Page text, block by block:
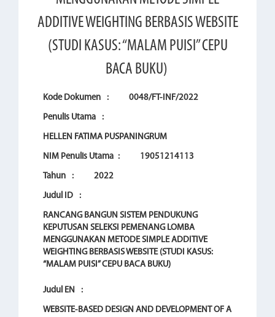
ADDITIVE WEIGHTING BERBASIS WEBSITE
(STUDI KASUS: “MALAM PUISI” CEPU
BACA BUKU)
Kode Dokumen : 0048/FT-INF/2022
Penulis Utama :
HELLEN FATIMA PUSPANINGRUM
NIM Penulis Utama : 19051214113
Tahun : 2022
Judul ID :
RANCANG BANGUN SISTEM PENDUKUNG
KEPUTUSAN SELEKSI PEMENANG LOMBA
MENGGUNAKAN METODE SIMPLE ADDITIVE
WEIGHTING BERBASIS WEBSITE (STUDI KASUS:
“MALAM PUISI” CEPU BACA BUKU)
Judul EN :
WEBSITE-BASED DESIGN AND DEVELOPMENT OF A